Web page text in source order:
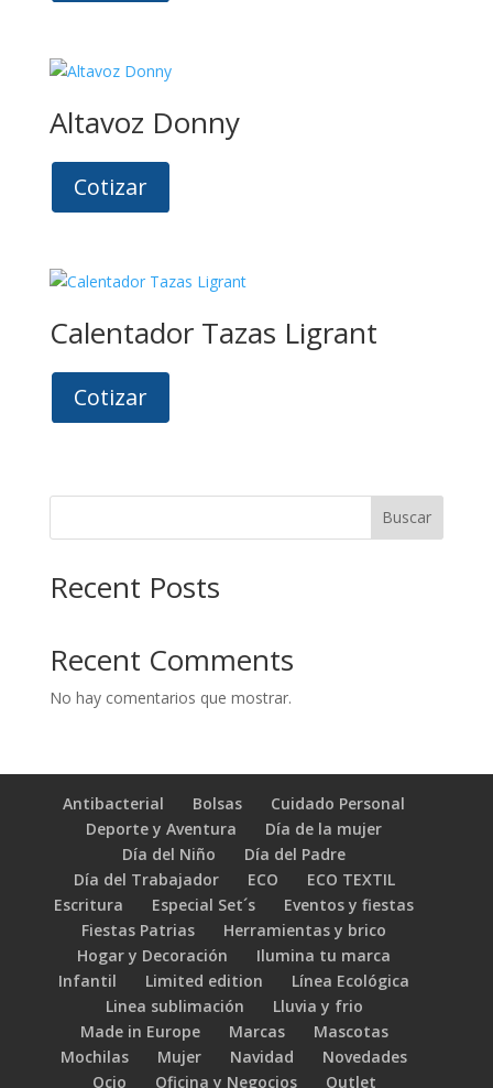
Altavoz Donny
Cotizar
Calentador Tazas Ligrant
Cotizar
Buscar
Recent Posts
Recent Comments
No hay comentarios que mostrar.
Antibacterial Bolsas
Cuidado Personal
Deporte y Aventura
Día de la mujer
Día del Niño
Día del Padre
Día del Trabajador
ECO
ECO TEXTIL
Escritura
Especial Set´s
Eventos y fiestas
Fiestas Patrias
Herramientas y brico
Hogar y Decoración
Ilumina tu marca
Infantil
Limited edition
Línea Ecológica
Linea sublimación
Lluvia y frio
Made in Europe
Marcas
Mascotas
Mochilas
Mujer Navidad
Novedades
Ocio
Oficina y Negocios Outlet